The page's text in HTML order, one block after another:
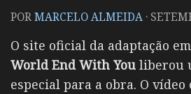
PORMARCELO ALMEIDA ·
O site oficial da adaptação
World End With You liberou
especial para a obra. O vídeo